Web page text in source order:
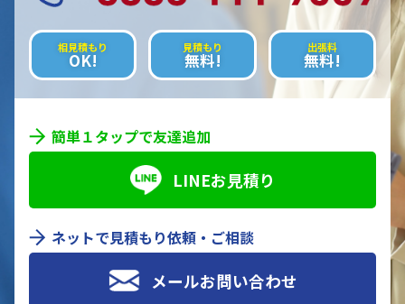
相見積もり
OK!
見積もり
無料!
出張料
無料!
簡単１タップで友達追加
LINEお見積り
ネットで見積もり依頼・ご相談
メールお問い合わせ